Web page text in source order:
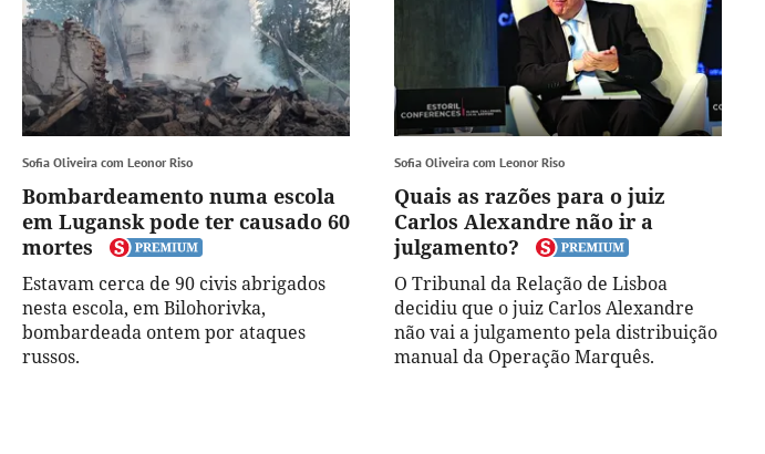
Sofia Oliveira com Leonor Riso
Bombardeamento numa escola
em Lugansk pode ter causado 60
mortes
Estavam cerca de 90 civis abrigados
nesta escola, em Bilohorivka,
bombardeada ontem por ataques
russos.
Sofia Oliveira com Leonor Riso
Quais as razões para o juiz
Carlos Alexandre não ir a
julgamento?
O Tribunal da Relação de Lisboa
decidiu que o juiz Carlos Alexandre
não vai a julgamento pela distribuição
manual da Operação Marquês.